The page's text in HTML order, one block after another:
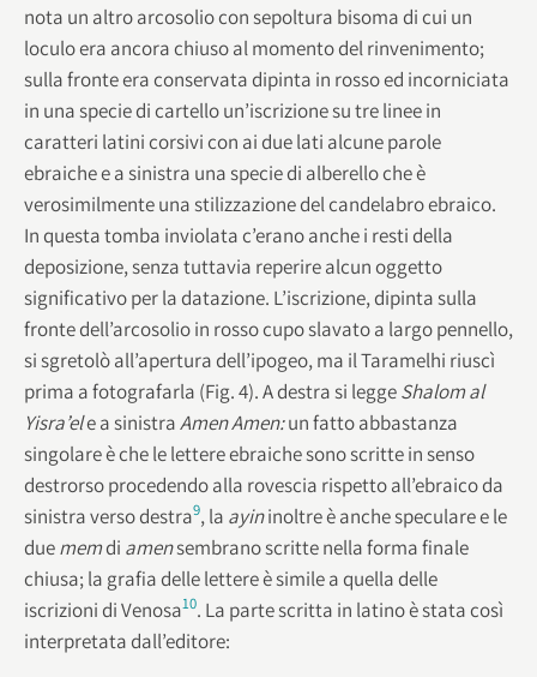
nota un altro arcosolio con sepoltura bisoma di cui un
loculo era ancora chiuso al momento del rinvenimento;
sulla fronte era conservata dipinta in rosso ed incorniciata
in una specie di cartello un’iscrizione su tre linee in
caratteri latini corsivi con ai due lati alcune parole
ebraiche e a sinistra una specie di alberello che è
verosimilmente una stilizzazione del candelabro ebraico.
In questa tomba inviolata c’erano anche i resti della
deposizione, senza tuttavia reperire alcun oggetto
significativo per la datazione. L’iscrizione, dipinta sulla
fronte dell’arcosolio in rosso cupo slavato a largo pennello,
si sgretolò all’apertura dell’ipogeo, ma il Taramelhi riuscì
prima a fotografarla (Fig. 4). A destra si leggeShalom al
Yisra’ele a sinistraAmen Amen:un fatto abbastanza
singolare è che le lettere ebraiche sono scritte in senso
destrorso procedendo alla rovescia rispetto all’ebraico da
sinistra verso destra9,la ayininoltre è anche speculare e le
duememdi amensembrano scritte nella forma finale
chiusa; la grafia delle lettere è simile a quella delle
iscrizioni di Venosa10. La parte scritta in latino è stata così
interpretata dall’editore: